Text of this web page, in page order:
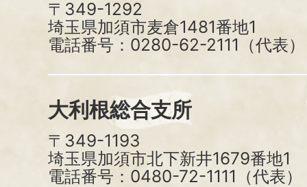
〒349-1292
埼玉県加須市麦倉1481番地1
電話番号：0280-62-2111（代表）
大利根総合支所
〒349-1193
埼玉県加須市北下新井1679番地1
電話番号：0480-72-1111（代表）